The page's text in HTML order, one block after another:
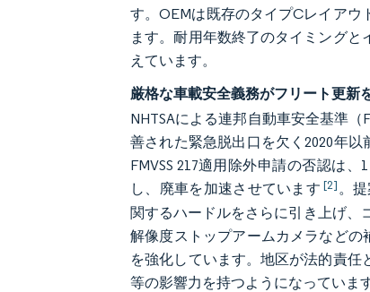
す。OEMは既存のタイプCレイアウ
ます。耐用年数終了のタイミング
えています。
厳格な車載安全義務がフリート更新
NHTSAによる連邦自動車安全基準
善された緊急脱出口を欠く2020年
FMVSS 217適用除外申請の否認は
し、廃車を加速させています[2]。
関するハードルをさらに引き上げ、
解像度ストップアームカメラなどの
を強化しています。地区が法的責
等の影響力を持つようになっています